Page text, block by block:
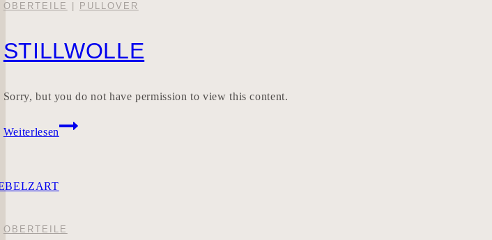
OBERTEILE PULLOVER
STILLWOLLE
Sorry, but you do not have permission to view this content.
Weiterlesen
Stillwolle
OBERTEILE